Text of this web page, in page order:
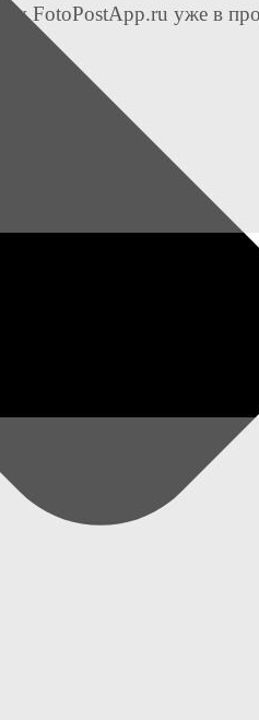
FotoPostApp.ru уже в